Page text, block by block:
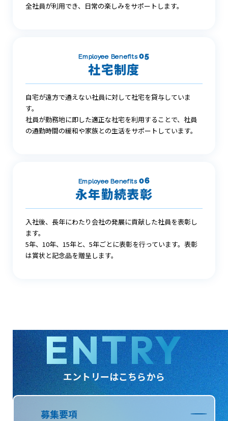
全社員が利用でき、日常の楽しみをサポートします。
Employee Benefits 05
社宅制度
自宅が遠方で通えない社員に対して社宅を貸与していま
す。
社員が勤務地に即した適正な社宅を利用することで、社員
の通勤時間の緩和や家族との生活をサポートしています。
Employee Benefits 06
永年勤続表彰
入社後、長年にわたり会社の発展に貢献した社員を表彰し
ます。
5年、10年、15年と、5年ごとに表彰を行っています。表彰
は賞状と記念品を贈呈します。
ENTRY
エントリーはこちらから
募集要項